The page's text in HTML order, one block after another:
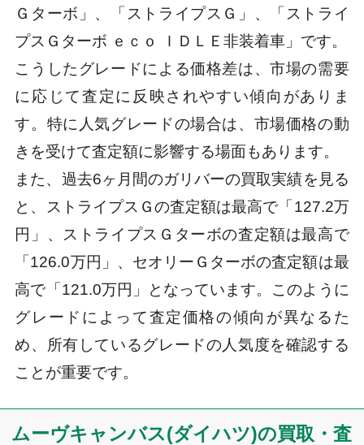
Ｇターボ」、「ストライプスＧ」、「ストライ
プスＧターボ ｅｃｏ ＩＤＬＥ非装着車」です。
こうしたグレードによる価格差は、市場の需要
に応じて査定に反映されやすい傾向がありま
す。特に人気グレードの場合は、市場価格の動
きを受けて査定額に影響する場面もあります。
また、過去6ヶ月間のガリバーの買取実績を見る
と、ストライプスＧの査定額は最高で「127.2万
円」、ストライプスＧターボの査定額は最高で
「126.0万円」、セオリーＧターボの査定額は最
高で「121.0万円」となっています。このように
グレードによって査定価格の傾向が異なるた
め、所有しているグレードの人気度を確認する
ことが重要です。
ムーヴキャンバス(ダイハツ)の買取・査